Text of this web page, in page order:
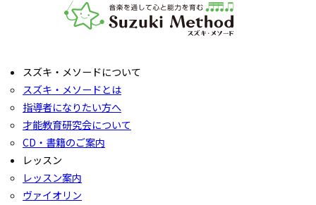
音楽教室スズキ・メソード | 公益社団法人才能教育研究
スズキ・メソードについて
スズキ・メソードとは
指導者になりたい方へ
才能教育研究会について
CD・書籍のご案内
レッスン
レッスン案内
ヴァイオリン